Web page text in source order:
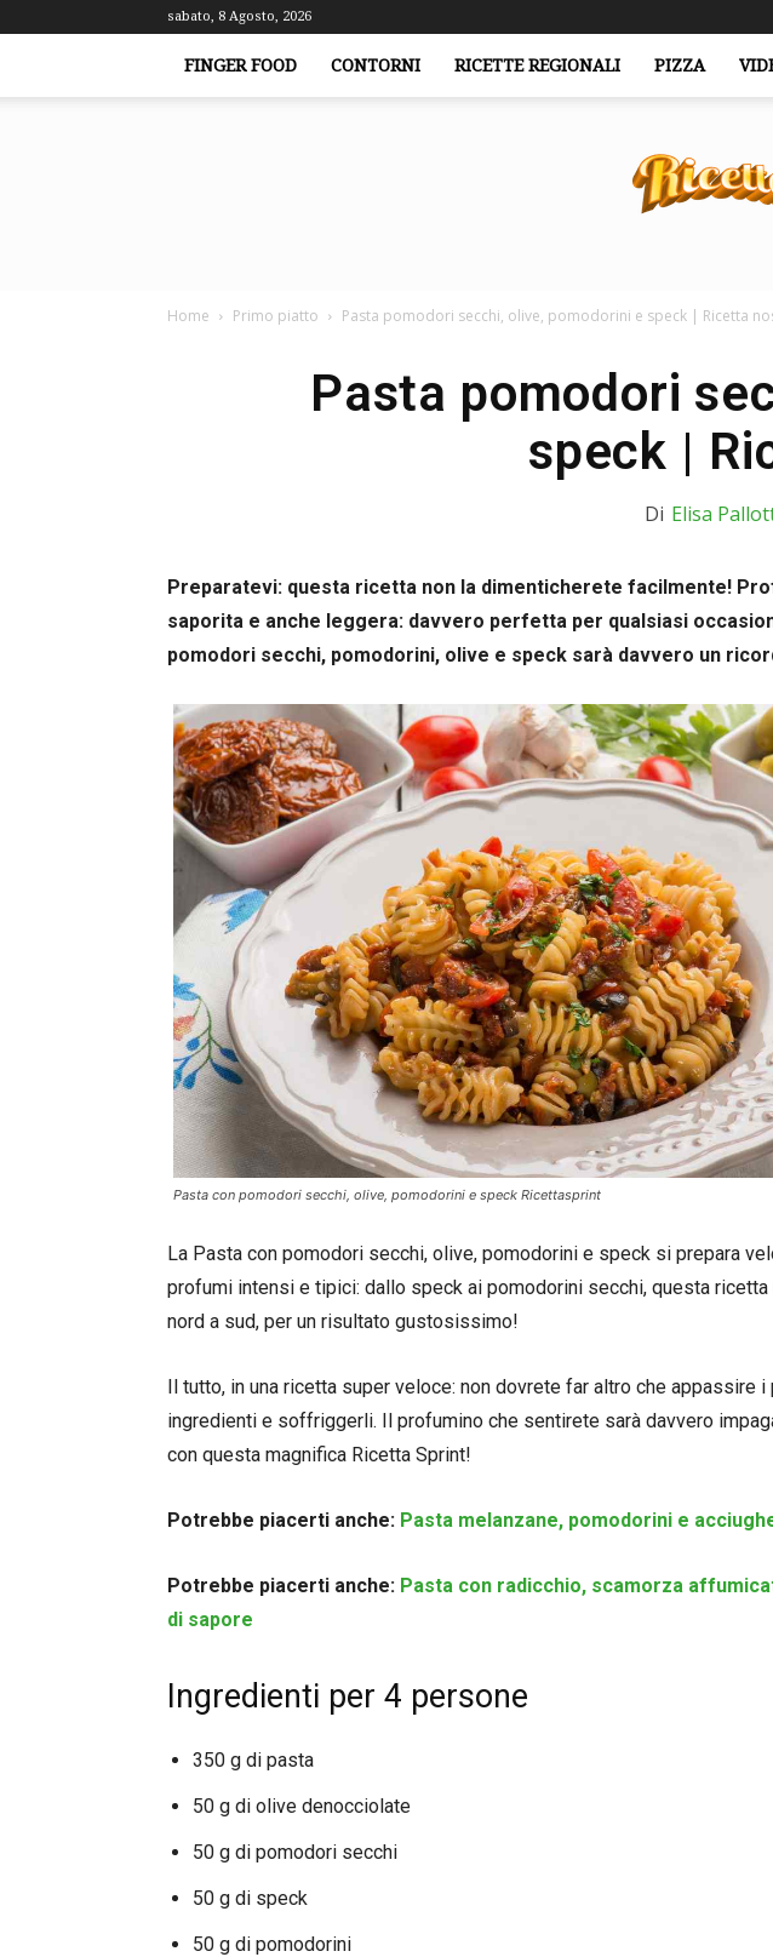
sabato, 8 Agosto, 2026
FINGER FOOD CONTORNI RICETTE REGIONALI PIZZA
Home Primo piatto Pasta pomodori secchi, olive, pomodorini e speck | Ricetta
Pasta pomodori
speck |
Di Elisa
Preparatevi: questa ricetta non la dimenticherete facilmente!
saporita e anche leggera: davvero perfetta per qualsiasi
pomodori secchi, pomodorini, olive e speck sarà davvero un
Pasta con pomodori secchi, olive, pomodorini e speck Ricettasprint
La Pasta con pomodori secchi, olive, pomodorini e speck si prepara
profumi intensi e tipici: dallo speck ai pomodorini secchi, questa
nord a sud, per un risultato gustosissimo!
Il tutto, in una ricetta super veloce: non dovrete far altro che appassire
ingredienti e soffriggerli. Il profumino che sentirete sarà davvero
con questa magnifica Ricetta Sprint!
Potrebbe piacerti anche: Pasta melanzane, pomodorini e
Potrebbe piacerti anche: Pasta con radicchio, scamorza
di sapore
Ingredienti per 4 persone
350 g di pasta
50 g di olive denocciolate
50 g di pomodori secchi
50 g di speck
50 g di pomodorini